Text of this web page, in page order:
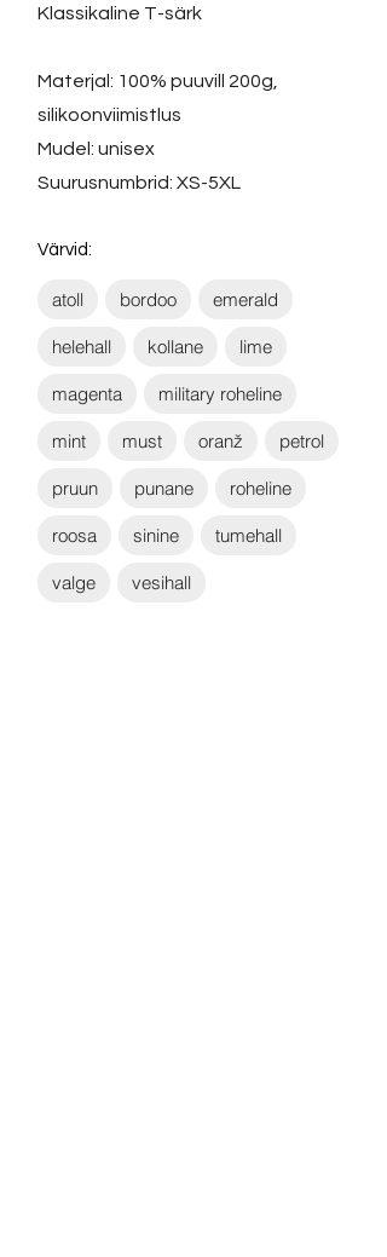
Klassikaline T-särk
Materjal: 100% puuvill 200g,
silikoonviimistlus
Mudel: unisex
Suurusnumbrid: XS-5XL
Värvid:
atoll bordoo emerald
helehall kollane lime
magenta military roheline
mint must oranž petrol
pruun punane roheline
roosa sinine tumehall
valge vesihall